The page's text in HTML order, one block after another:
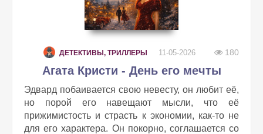
ДЕТЕКТИВЫ, ТРИЛЛЕРЫ 11-05-2026 180
Агата Кристи - День его мечты
Эдвард побаивается свою невесту, он любит её,
но порой его навещают мысли, что её
прижимистость и страсть к экономии, как-то не
для его характера. Он покорно, соглашается со